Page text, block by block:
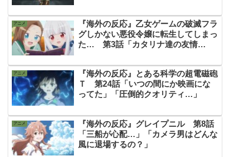
アニメ
『海外の反応』乙女ゲームの破滅フラ
グしかない悪役令嬢に転生してしまっ
た… 第3話「カタリナ達の友情
アニメ
『海外の反応』とある科学の超電磁砲
Ｔ 第24話「いつの間にか映画にな
ってた」「圧倒的クオリティ…」
アニメ
『海外の反応』グレイプニル 第8話
「三船が心配…」「カメラ男はどんな
風に退場するの？」